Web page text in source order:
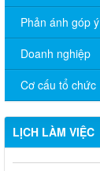
Phản ánh góp ý
Doanh nghiệp
Cơ cấu tổ chức
LỊCH LÀM VIỆC